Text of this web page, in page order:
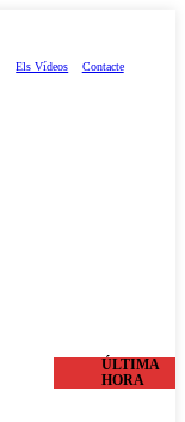
Els Vídeos Contacte
ÚLTIMA
HORA